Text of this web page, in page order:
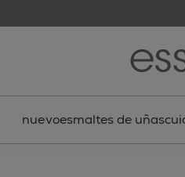
nuevoesmaltes de uñas